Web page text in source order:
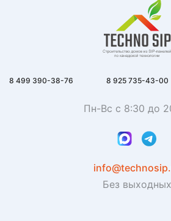
8 499 390-38-76 8 925 735-43-00
Пн-Вс с 8:30 до
Без выходных